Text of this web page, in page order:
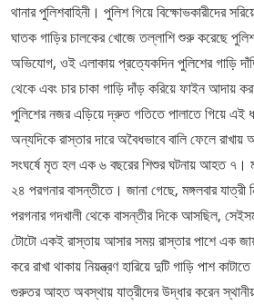
থানার পুলিশবাহিনী। পুলিশ গিয়ে বিক্ষোভকারীদের
ঘাতক গাড়ির চালকের খোজে তল্লাশি শুরু করেছে
অভিযোগ, ওই এলাকায় প্রত্যেকদিন পুলিশের গাড়ি
থেকে এবং চার চাকা গাড়ি দাঁড় করিয়ে ফাইন আদায়
পুলিশের নজর এড়িয়ে দ্রুত গতিতে পালাতে গিয়ে এই
অন্যদিকে রাস্তার দারে অবৈধভাবে বালি ফেলে
সংঘর্ষে মৃত হল এক ৬ বছরের শিশুর ঘটনায় আহত ৭।
২৪ পরগনার বাসন্তীতে। জানা গেছে, মঙ্গলবার
পরগনার গদখালী থেকে বাসন্তীর দিকে আসছিল,
টোটো একই রাস্তায় আসার সময় রাস্তার পাশে এক
করে রাখা থাকায় নিয়ন্ত্রণ হারিয়ে দুটি গাড়ি পাশ
গুরুতর আহত অবস্থায় যাত্রীদের উদ্ধার করেন